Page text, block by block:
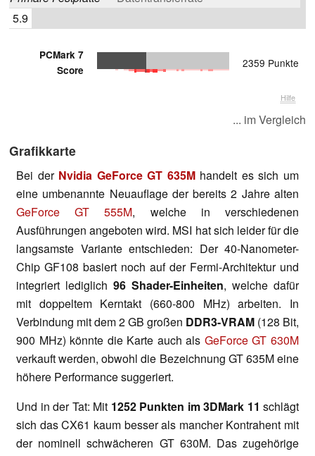
5.9
PCMark 7
Score
2359 Punkte
Hilfe
... im Vergleich
Grafikkarte
Bei der Nvidia GeForce GT 635Mhandelt es sich um
eine umbenannte Neuauflage der bereits 2 Jahre alten
GeForce GT 555M, welche in verschiedenen
Ausführungen angeboten wird. MSI hat sich leider für die
langsamste Variante entschieden: Der 40-Nanometer-
Chip GF108 basiert noch auf der Fermi-Architektur und
integriert lediglich 96 Shader-Einheiten, welche dafür
mit doppeltem Kerntakt (660-800 MHz) arbeiten. In
Verbindung mit dem 2 GB großen DDR3-VRAM (128 Bit,
900 MHz) könnte die Karte auch als GeForce GT 630M
verkauft werden, obwohl die Bezeichnung GT 635M eine
höhere Performance suggeriert.
Und in der Tat: Mit 1252 Punkten im 3DMark 11 schlägt
sich das CX61 kaum besser als mancher Kontrahent mit
der nominell schwächeren GT 630M. Das zugehörige